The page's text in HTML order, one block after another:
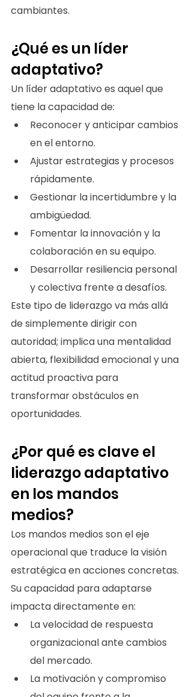
cambiantes.
¿Qué es un líder
adaptativo?
Un líder adaptativo es aquel que
tiene la capacidad de:
Reconocer y anticipar cambios
en el entorno.
Ajustar estrategias y procesos
rápidamente.
Gestionar la incertidumbre y la
ambigüedad.
Fomentar la innovación y la
colaboración en su equipo.
Desarrollar resiliencia personal
y colectiva frente a desafíos.
Este tipo de liderazgo va más allá
de simplemente dirigir con
autoridad; implica una mentalidad
abierta, flexibilidad emocional y una
actitud proactiva para
transformar obstáculos en
oportunidades.
¿Por qué es clave el
liderazgo adaptativo
en los mandos
medios?
Los mandos medios son el eje
operacional que traduce la visión
estratégica en acciones concretas.
Su capacidad para adaptarse
impacta directamente en:
La velocidad de respuesta
organizacional ante cambios
del mercado.
La motivación y compromiso